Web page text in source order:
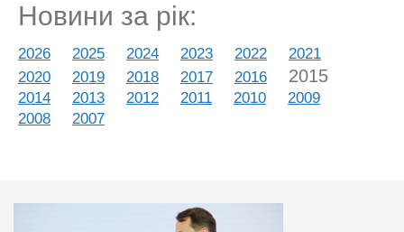
Новини за рік:
2026 2025 2024 2023 2022
2021
2020
2019 2018 2017 2016 2015
2014 2013 2012 2011 2010
2009
2008
2007